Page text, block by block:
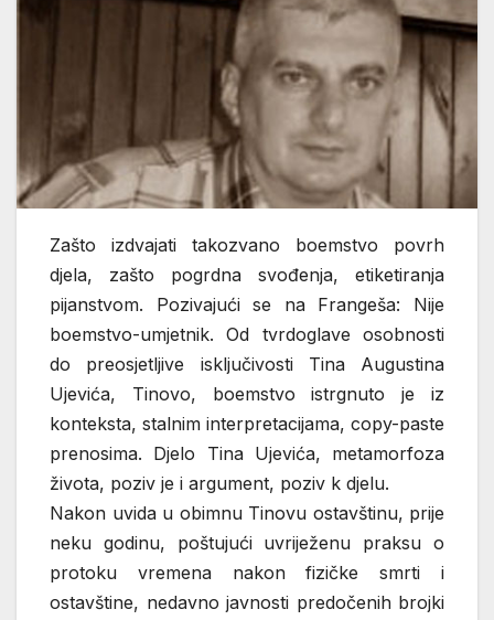
Zašto izdvajati takozvano boemstvo povrh
djela, zašto pogrdna svođenja, etiketiranja
pijanstvom. Pozivajući se na Frangeša: Nije
boemstvo-umjetnik. Od tvrdoglave osobnosti
do preosjetljive isključivosti Tina Augustina
Ujevića, Tinovo, boemstvo istrgnuto je iz
konteksta, stalnim interpretacijama, copy-paste
prenosima. Djelo Tina Ujevića, metamorfoza
života, poziv je i argument, poziv k djelu.
Nakon uvida u obimnu Tinovu ostavštinu, prije
neku godinu, poštujući uvriježenu praksu o
protoku vremena nakon fizičke smrti i
ostavštine, nedavno javnosti predočenih brojki